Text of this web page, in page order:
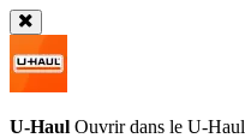
U-Haul Ouvrir dans le U-Haul